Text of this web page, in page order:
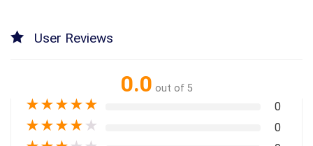
User Reviews
0.0 out of 5
★★★★★ 0
★★★★ ★ 0